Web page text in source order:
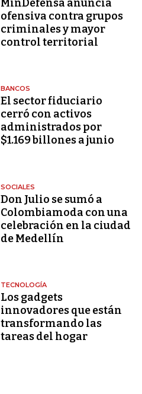
MinDefensa anuncia
ofensiva contra grupos
criminales y mayor
control territorial
BANCOS
El sector fiduciario
cerró con activos
administrados por
$1.169 billones a junio
SOCIALES
Don Julio se sumó a
Colombiamoda con una
celebración en la ciudad
de Medellín
TECNOLOGÍA
Los gadgets
innovadores que están
transformando las
tareas del hogar